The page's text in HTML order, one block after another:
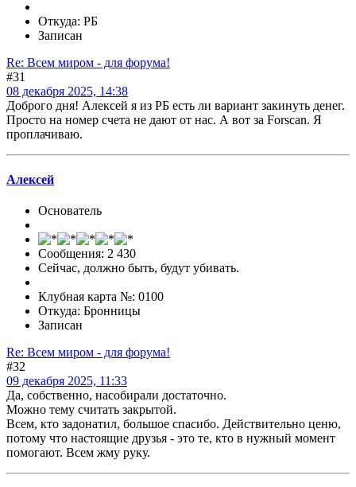
Откуда: РБ
Записан
Re: Всем миром - для форума!
#31
08 декабря 2025, 14:38
Доброго дня! Алексей я из РБ есть ли вариант закинуть денег.
Просто на номер счета не дают от нас. А вот за Forscan. Я
проплачиваю.
Алексей
Основатель
Сообщения: 2 430
Сейчас, должно быть, будут убивать.
Клубная карта №: 0100
Откуда: Бронницы
Записан
Re: Всем миром - для форума!
#32
09 декабря 2025, 11:33
Да, собственно, насобирали достаточно.
Можно тему считать закрытой.
Всем, кто задонатил, большое спасибо. Действительно ценю,
потому что настоящие друзья - это те, кто в нужный момент
помогают. Всем жму руку.